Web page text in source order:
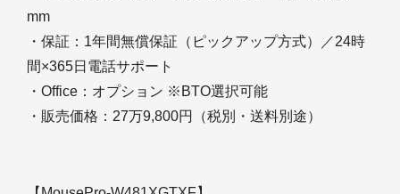
mm
・保証：1年間無償保証（ピックアップ方式）／24時
間×365日電話サポート
・Office：オプション ※BTO選択可能
・販売価格：27万9,800円（税別・送料別途）